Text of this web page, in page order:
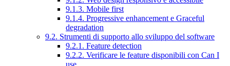
9.1.3. Mobile first
9.1.4. Progressive enhancement e Graceful
degradation
9.2. Strumenti di supporto allo sviluppo del software
9.2.1. Feature detection
9.2.2. Verificare le feature disponibili con Can I
use